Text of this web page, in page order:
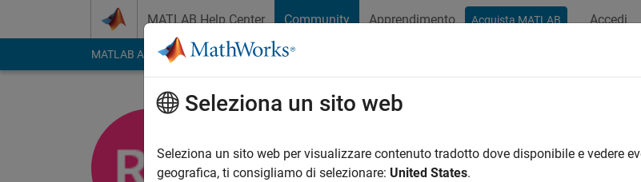
MATLAB Help Center Community Apprendimento Acquista MATLAB Accedi
MATLAB Answers File Exchange Cody
Last seen: 12 mesi fa| Attivo dal 2019
Followers:0Following:0
Seleziona un sito web
Seleziona un sito web per visualizzare contenuto tradotto dove disponibile e vedere
geografica, ti consigliamo di selezionare: United States.